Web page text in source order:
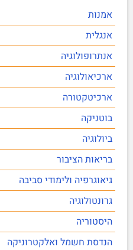
אמנות
אנגלית
אנתרופולוגיה
ארכיאולוגיה
ארכיטקטורה
בוטניקה
ביולוגיה
בריאות הציבור
גיאוגרפיה ולימודי סביבה
גרונטולוגיה
היסטוריה
הנדסת חשמל ואלקטרוניקה